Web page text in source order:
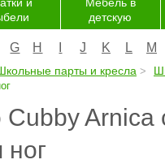
детскую
G H J K L M
парты и кресла
Cubby
ног